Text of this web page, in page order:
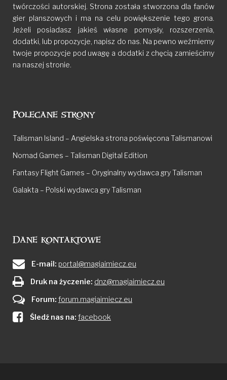
twórczości autorskiej. Strona została stworzona dla fanów
gier planszowych i ma na celu powiększenie tego grona.
Jeżeli posiadasz jakieś własne pomysły, rozszerzenia,
dodatki, lub propozycje, napisz do nas. Na pewno weźmiemy
twoje propozycje pod uwagę a dodatki z chęcią zamieścimy
na naszej stronie.
Polecane strony
Talisman Island – Angielska strona poświęcona Talismanowi
Nomad Games – Talisman Digital Edition
Fantasy Flight Games – Oryginalny wydawca gry Talisman
Galakta – Polski wydawca gry Talisman
Dane kontaktowe
E-mail: portal@magiaimiecz.eu
Druk na życzenie: dnz@magiaimiecz.eu
Forum: forum.magiaimiecz.eu
Śledź nas na: facebook